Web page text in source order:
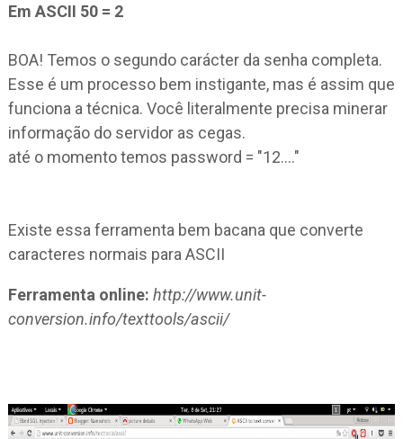
Em ASCII 50 = 2
BOA! Temos o segundo carácter da senha completa.
Esse é um processo bem instigante, mas é assim que
funciona a técnica. Você literalmente precisa minerar
informação do servidor as cegas.
até o momento temos password = "12...."
Existe essa ferramenta bem bacana que converte
caracteres normais para ASCII
Ferramenta online: http://www.unit-
conversion.info/texttools/ascii/